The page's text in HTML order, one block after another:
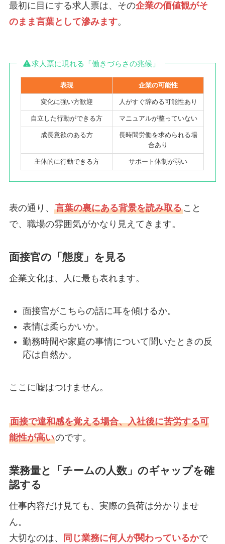
最初に目にする求人票は、その企業の価値観がそ
のまま言葉として滲みます。
求人票に現れる「働きづらさの兆候」
表現 企業の可能性
変化に強い方歓迎 人がすぐ辞める可能性あり
自立した行動ができる方 マニュアルが整っていない
成長意欲のある方
長時間労働を求められる場
合あり
主体的に行動できる方 サポート体制が弱い
表の通り、 言葉の裏にある背景を読み取ること
で、職場の雰囲気がかなり見えてきます。
面接官の「態度」を見る
企業文化は、人に最も表れます。
面接官がこちらの話に耳を傾けるか。
表情は柔らかいか。
勤務時間や家庭の事情について聞いたときの反
応は自然か。
ここに嘘はつけません。
面接で違和感を覚える場合、入社後に苦労する可
能性が高いのです。
業務量と「チームの人数」のギャップを確
認する
仕事内容だけ見ても、実際の負荷は分かりませ
ん。
大切なのは、
同じ業務に何人が関わっているかで